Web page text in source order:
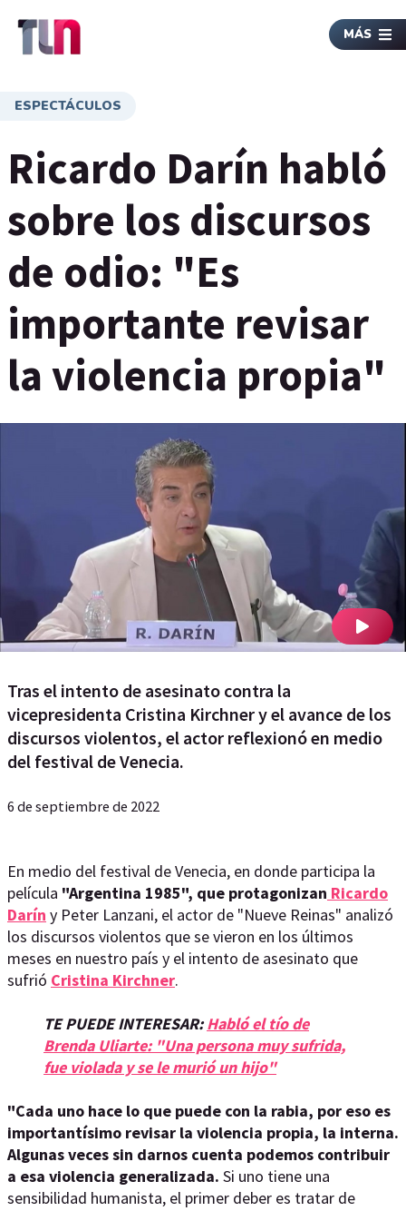
MÁS
ESPECTÁCULOS
Ricardo Darín habló
sobre los discursos
de odio: "Es
importante revisar
la violencia propia"
Tras el intento de asesinato contra la
vicepresidenta Cristina Kirchner y el avance de los
discursos violentos, el actor reflexionó en medio
del festival de Venecia.
6 de septiembre de 2022
En medio del festival de Venecia, en donde participa la
película "Argentina 1985", que protagonizan Ricardo
Darín y Peter Lanzani, el actor de "Nueve Reinas" analizó
los discursos violentos que se vieron en los últimos
meses en nuestro país y el intento de asesinato que
sufrió Cristina Kirchner.
TE PUEDE INTERESAR:Habló el tío de
Brenda Uliarte: "Una persona muy sufrida,
fue violada y se le murió un hijo"
"Cada uno hace lo que puede con la rabia, por eso es
importantísimo revisar la violencia propia, la interna.
Algunas veces sin darnos cuenta podemos contribuir
a esa violencia generalizada. Si uno tiene una
sensibilidad humanista, el primer deber es tratar de